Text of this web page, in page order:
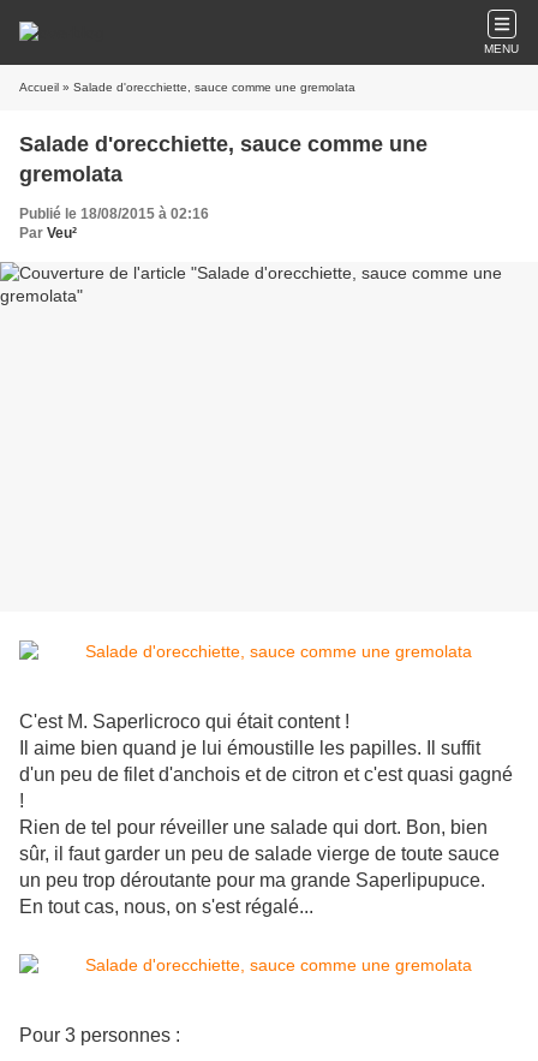
MENU
Accueil » Salade d'orecchiette, sauce comme une gremolata
Salade d'orecchiette, sauce comme une
gremolata
Publié le 18/08/2015 à 02:16
Par Veu²
C'est M. Saperlicroco qui était content !
Il aime bien quand je lui émoustille les papilles. Il suffit
d'un peu de filet d'anchois et de citron et c'est quasi gagné
!
Rien de tel pour réveiller une salade qui dort. Bon, bien
sûr, il faut garder un peu de salade vierge de toute sauce
un peu trop déroutante pour ma grande Saperlipupuce.
En tout cas, nous, on s'est régalé...
Pour 3 personnes :